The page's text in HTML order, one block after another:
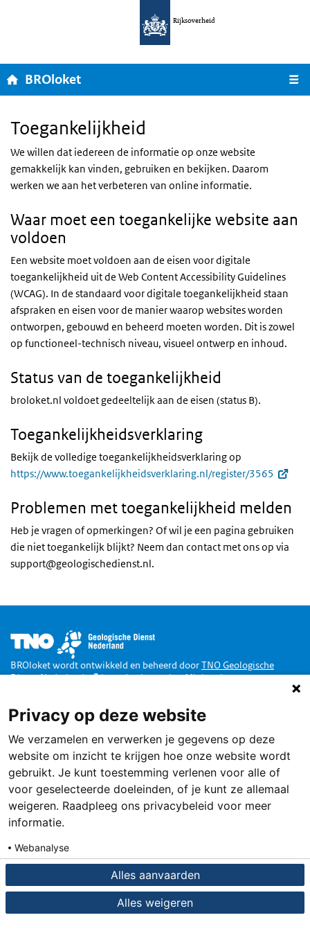
Overslaan en naar de inhoud gaan
Rijksoverheid
Home
BROloket
Toegankelijkheid
We willen dat iedereen de informatie op onze website
gemakkelijk kan vinden, gebruiken en bekijken. Daarom
werken we aan het verbeteren van online informatie.
Waar moet een toegankelijke website aan
voldoen
Een website moet voldoen aan de eisen voor digitale
toegankelijkheid uit de Web Content Accessibility Guidelines
(WCAG). In de standaard voor digitale toegankelijkheid staan
afspraken en eisen voor de manier waarop websites worden
ontworpen, gebouwd en beheerd moeten worden. Dit is zowel
op functioneel-technisch niveau, visueel ontwerp en inhoud.
Status van de toegankelijkheid
broloket.nl voldoet gedeeltelijk aan de eisen (status B).
Toegankelijkheidsverklaring
Bekijk de volledige toegankelijkheidsverklaring op
https://www.toegankelijkheidsverklaring.nl/register/3565
Problemen met toegankelijkheid melden
Heb je vragen of opmerkingen? Of wil je een pagina gebruiken
die niet toegankelijk blijkt? Neem dan contact met ons op via
support@geologischedienst.nl.
Afbeelding
BROloket wordt ontwikkeld en beheerd doorTNO Geologische
Dienst Nederland
in opdracht van hetMinisterie van
Doe mee
Dankzij de Wet Basisregistratie Ondergrond zijn alle publieke
gegevens van de Nederlandse ondergrond toegankelijk via een loket,
het BROloket.
Ook jij kunt daarbij helpen
Service
Terugmelden
Over deze site
Privacy en cookies
Privacy op deze website
We verzamelen en verwerken je gegevens op deze
website om inzicht te krijgen hoe onze website wordt
gebruikt. Je kunt toestemming verlenen voor alle of
voor geselecteerde doeleinden, of je kunt ze allemaal
weigeren. Raadpleeg ons privacybeleid voor meer
informatie.
Webanalyse
Alles aanvaarden
Alles weigeren
Privacybeleid